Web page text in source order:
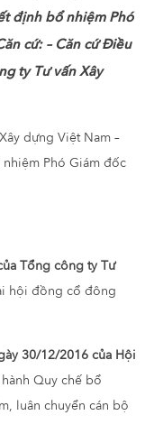
định bổ nhiệm Phó
cứ: – Căn cứ Điều
ty Tư vấn Xây
dựng Việt Nam –
Phó Giám đốc
Tổng công ty Tư
hội đồng cổ đông
30/12/2016 của Hội
Quy chế bổ
luân chuyển cán bộ